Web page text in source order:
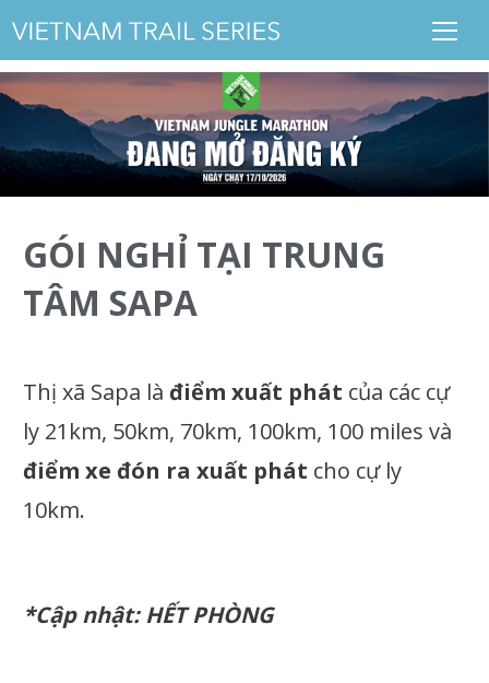
GÓI NGHỈ TẠI TRUNG
TÂM SAPA
Thị xã Sapa là điểm xuất phát của các cự
ly 21km, 50km, 70km, 100km, 100 miles và
điểm xe đón ra xuất phát cho cự ly
10km.
*Cập nhật: HẾT PHÒNG